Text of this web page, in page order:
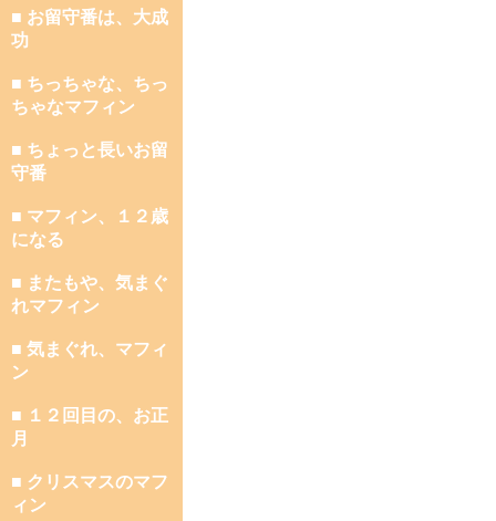
■ お留守番は、大成
功
■ ちっちゃな、ちっ
ちゃなマフィン
■ ちょっと長いお留
守番
■ マフィン、１２歳
になる
■ またもや、気まぐ
れマフィン
■ 気まぐれ、マフィ
ン
■ １２回目の、お正
月
■ クリスマスのマフ
ィン